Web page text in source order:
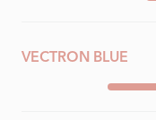
VECTRON BLUE